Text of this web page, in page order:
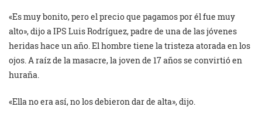
«Es muy bonito, pero el precio que pagamos por él fue muy
alto», dijo a IPS Luis Rodríguez, padre de una de las jóvenes
heridas hace un año. El hombre tiene la tristeza atorada en los
ojos. A raíz de la masacre, la joven de 17 años se convirtió en
huraña.
«Ella no era así, no los debieron dar de alta», dijo.